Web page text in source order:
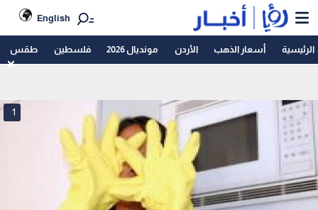
English
الرئيسية أسعار الذهب الأردن مونديال 2026 فلسطين طقس
1